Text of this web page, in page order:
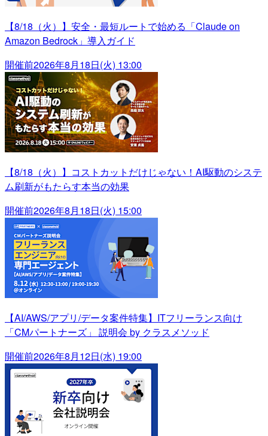
【8/18（火）】安全・最短ルートで始める「Claude on
Amazon Bedrock」導入ガイド
開催前2026年8月18日(火) 13:00
【8/18（火）】コストカットだけじゃない！AI駆動のシステ
ム刷新がもたらす本当の効果
開催前2026年8月18日(火) 15:00
【AI/AWS/アプリ/データ案件特集】ITフリーランス向け
「CMパートナーズ」 説明会 by クラスメソッド
開催前2026年8月12日(水) 19:00